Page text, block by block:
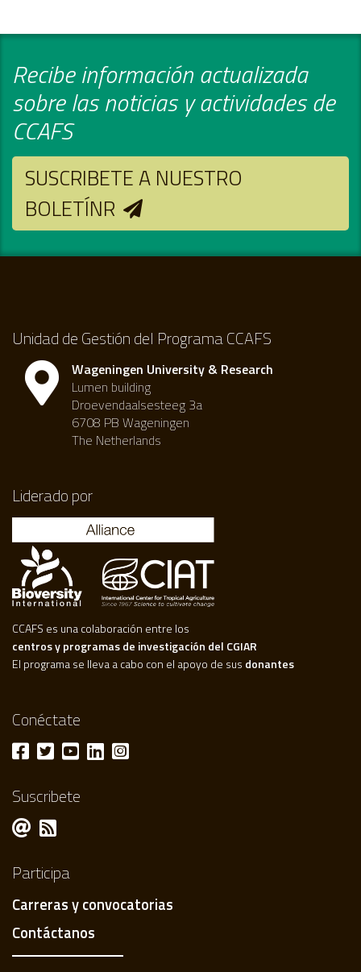
Recibe información actualizada
sobre las noticias y actividades de
CCAFS
SUSCRIBETE A NUESTRO
BOLETÍNR
Unidad de Gestión del Programa CCAFS
Wageningen University & Research
Lumen building
Droevendaalsesteeg 3a
6708 PB Wageningen
The Netherlands
Liderado por
CCAFS es una colaboración entre los
centros y programas de investigación del CGIAR
El programa se lleva a cabo con el apoyo de sus donantes
Conéctate
Suscribete
Participa
Carreras y convocatorias
Contáctanos